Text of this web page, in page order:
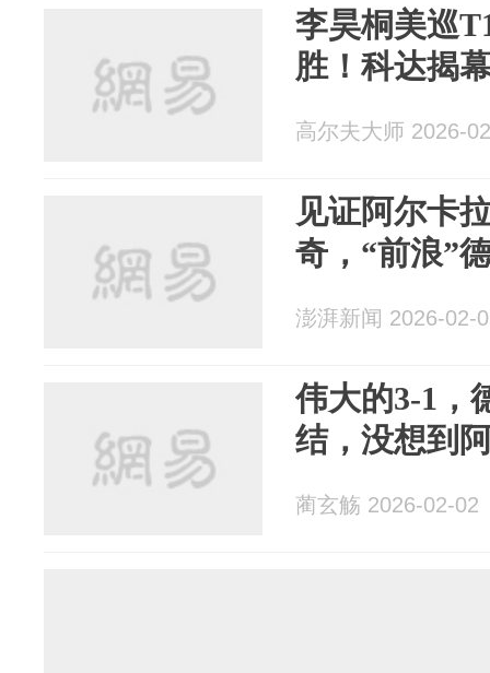
李昊桐美巡
胜！科达揭
高尔夫大师 2026-
见证阿尔卡
奇，“前浪”
澎湃新闻 2026-02-
伟大的3-1，
结，没想到
蔺玄觞 2026-02-02